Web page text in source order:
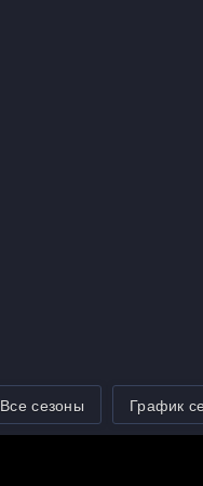
Все сезоны График